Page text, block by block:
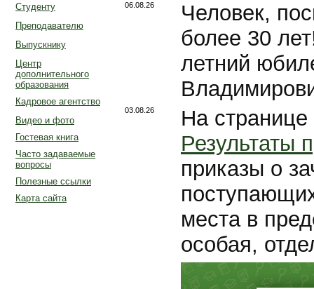
Студенту
Преподавателю
Выпускнику
Центр
дополнительного
образования
Кадровое агентство
Видео и фото
Гостевая книга
Часто задаваемые
вопросы
Полезные ссылки
Карта сайта
06.08.26
Человек,
более 30
летний
03.08.26
На странице
Результаты
приказы о
места в
особая,